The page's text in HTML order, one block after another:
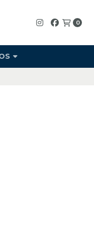
0